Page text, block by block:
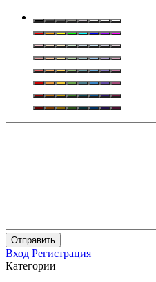
Отправить
Вход Регистрация
Категории